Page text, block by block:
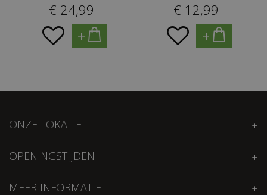
€ 24,99
+
€ 12,99
+
ONZE LOKATIE
OPENINGSTIJDEN
MEER INFORMATIE